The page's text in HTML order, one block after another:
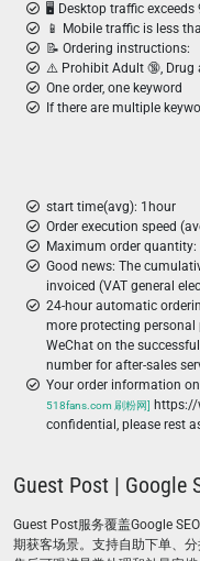
🖥️ Desktop traffic exceeds
📱 Mobile traffic is less
📝 Ordering instructions:
⚠️ Prohibit Adult 🔞, Drug
One order, one keyword
If there are multiple
start time(avg): 1hour
Order execution speed
Maximum order
Good news: The
invoiced (VAT general
24-hour automatic
more protecting personal
WeChat on the
number for after-sales
Your order information
518fans.com 刷粉网]
https://
confidential, please rest
Guest Post | Google
Guest Post服务覆盖Google
期获客场景。支持自助下单、